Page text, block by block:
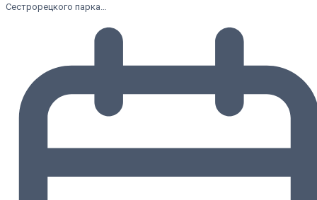
Сестрорецкого парка…